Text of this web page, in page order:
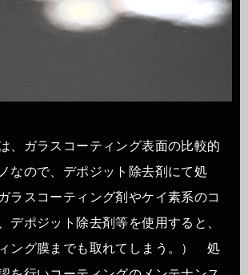
、ガラスコーティング表面の比較的
なので、デポジット除去剤にて処
ラスコーティング剤やケイ素系のコ
デポジット除去剤等を使用すると、
ング膜までも取れてしまう。） 処